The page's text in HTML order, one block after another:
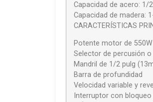
Capacidad de acero: 1/
Capacidad de madera:
CARACTERÍSTICAS
Potente motor de 550W
Selector de percusión
Mandril de 1/2 pulg
Barra de profundidad
Velocidad variable y
Interruptor con